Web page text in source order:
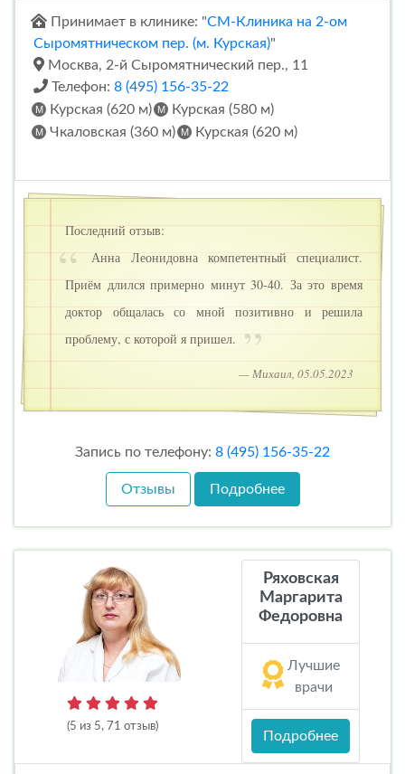
Принимает в клинике: "СМ-Клиника на 2-ом
Сыромятническом пер. (м. Курская)"
Москва, 2-й Сыромятнический пер., 11
Телефон: 8 (495) 156-35-22
Курская (620 м)
Курская (580 м)
Чкаловская (360 м)
Курская (620 м)
Последний отзыв:
Анна Леонидовна компетентный специалист.
Приём длился примерно минут 30-40. За это время
доктор общалась со мной позитивно и решила
проблему, с которой я пришел.
— Михаил, 05.05.2023
Запись по телефону: 8 (495) 156-35-22
Отзывы Подробнее
(5 из 5, 71 отзыв)
Ряховская
Маргарита
Федоровна
Лучшие
врачи
Подробнее